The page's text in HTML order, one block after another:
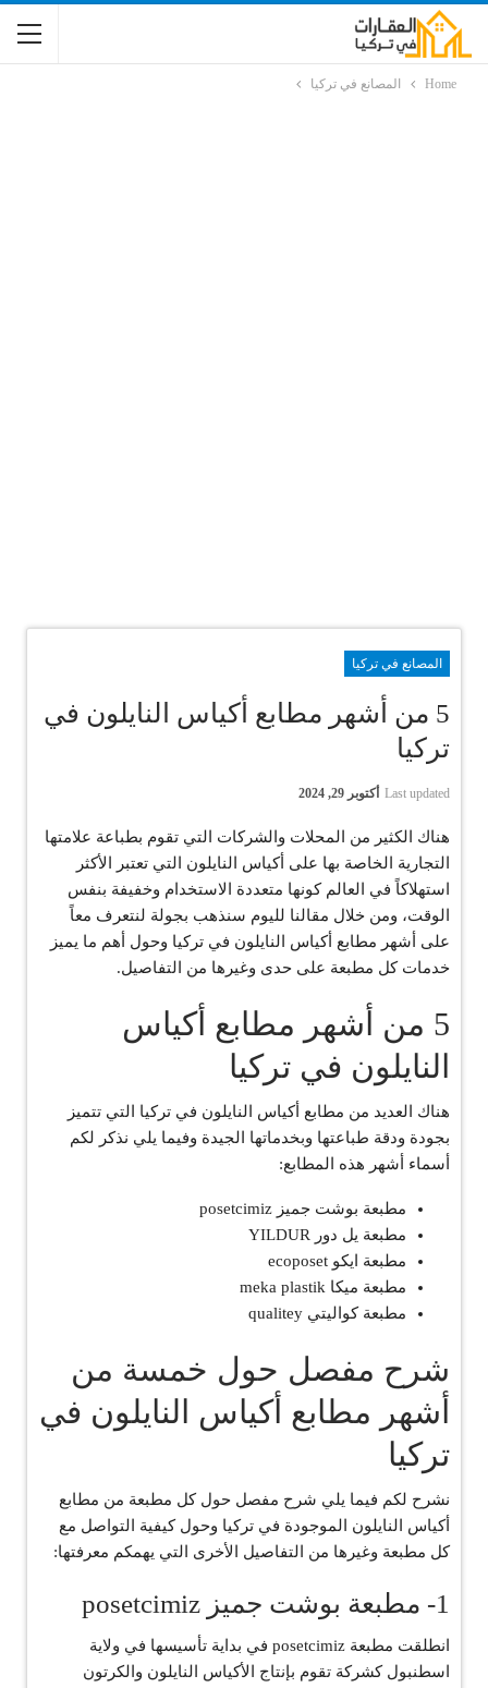
Home المصانع في تركيا
المصانع في تركيا
5 من أشهر مطابع أكياس النايلون في
تركيا
Last updated أكتوبر 29, 2024
هناك الكثير من المحلات والشركات التي تقوم بطباعة علامتها
التجارية الخاصة بها على أكياس النايلون التي تعتبر الأكثر
استهلاكاً في العالم كونها متعددة الاستخدام وخفيفة بنفس
الوقت، ومن خلال مقالنا لليوم سنذهب بجولة لنتعرف معاً
على أشهر مطابع أكياس النايلون في تركيا وحول أهم ما يميز
خدمات كل مطبعة على حدى وغيرها من التفاصيل.
5 من أشهر مطابع أكياس
النايلون في تركيا
هناك العديد من مطابع أكياس النايلون في تركيا التي تتميز
بجودة ودقة طباعتها وبخدماتها الجيدة وفيما يلي نذكر لكم
أسماء أشهر هذه المطابع:
مطبعة بوشت جميز posetcimiz
مطبعة يل دور YILDUR
مطبعة ايكو ecoposet
مطبعة ميكا meka plastik
مطبعة كواليتي qualitey
شرح مفصل حول خمسة من
أشهر مطابع أكياس النايلون في
تركيا
نشرح لكم فيما يلي شرح مفصل حول كل مطبعة من مطابع
أكياس النايلون الموجودة في تركيا وحول كيفية التواصل مع
كل مطبعة وغيرها من التفاصيل الأخرى التي يهمكم معرفتها:
1- مطبعة بوشت جميز posetcimiz
انطلقت مطبعة posetcimiz في بداية تأسيسها في ولاية
اسطنبول كشركة تقوم بإنتاج الأكياس النايلون والكرتون